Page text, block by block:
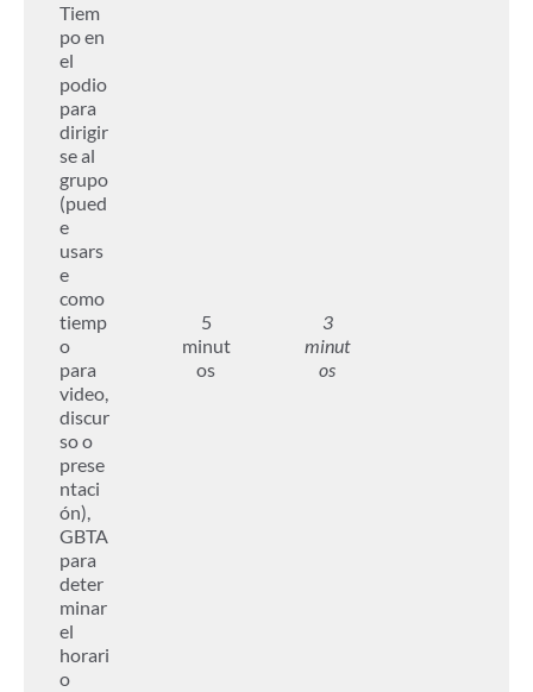
Tiem
po en
el
podio
para
dirigir
se al
grupo
(pued
e
usars
e
como
tiemp
o
para
video,
discur
so o
prese
ntaci
ón),
GBTA
para
deter
minar
el
horari
o
5
minut
os
3
minut
os